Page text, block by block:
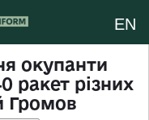
EN
окупанти
ракет різних
Громов